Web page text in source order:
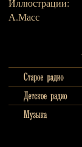
Иллюстрации:
А.Масс